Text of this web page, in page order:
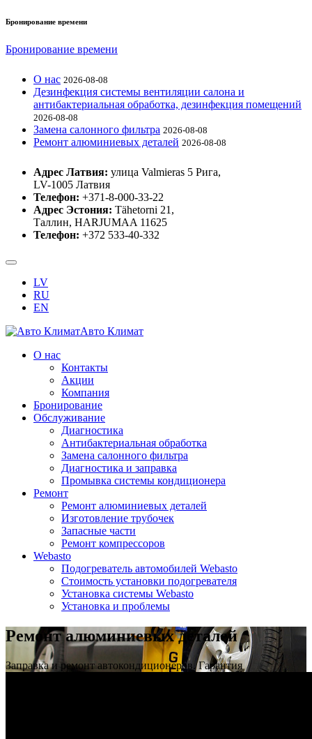
Бронирование времени
Бронирование времени
О нас 2026-08-08
Дезинфекция системы вентиляции салона и
антибактериальная обработка, дезинфекция помещений
2026-08-08
Замена салонного фильтра 2026-08-08
Ремонт алюминиевых деталей 2026-08-08
Адрес Латвия: улица Valmieras 5 Рига,
LV-1005 Латвия
Телефон: +371-8-000-33-22
Адрес Эстония: Tähetorni 21,
Таллин, HARJUMAA 11625
Телефон: +372 533-40-332
LV
RU
EN
Авто Климат
О нас
Контакты
Акции
Компания
Бронирование
Обслуживание
Диагностика
Aнтибактериальная обработка
Замена салонного фильтра
Диагностика и заправка
Промывка системы кондиционера
Ремонт
Ремонт алюминиевых деталей
Изготовление трубочек
Запасные части
Ремонт компрессоров
Webasto
Подогреватель автомобилей Webasto
Стоимость установки подогревателя
Установка системы Webasto
Установка и проблемы
Ремонт алюминиевых деталей
Заправка и ремонт автокондиционеров. Гарантия